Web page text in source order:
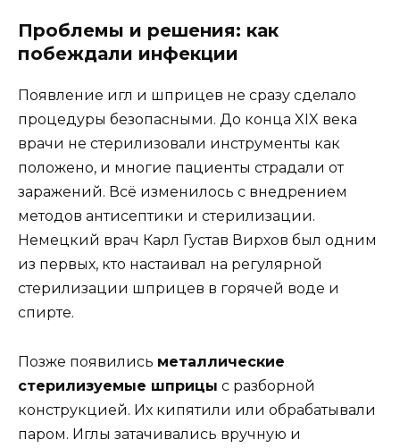
Проблемы и решения: как
побеждали инфекции
Появление игл и шприцев не сразу сделало
процедуры безопасными. До конца XIX века
врачи не стерилизовали инструменты как
положено, и многие пациенты страдали от
заражений. Всё изменилось с внедрением
методов антисептики и стерилизации.
Немецкий врач Карл Густав Вирхов был одним
из первых, кто настаивал на регулярной
стерилизации шприцев в горячей воде и
спирте.
Позже появились металлические
стерилизуемые шприцы с разборной
конструкцией. Их кипятили или обрабатывали
паром. Иглы затачивались вручную и